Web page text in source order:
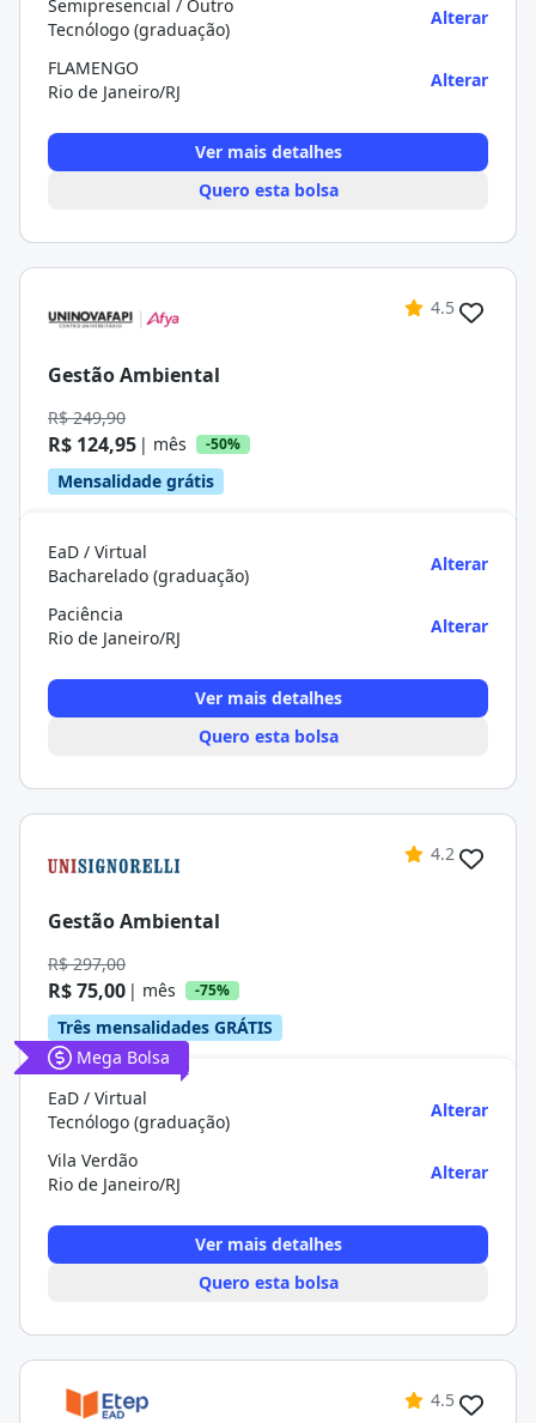
Semipresencial / Outro
Tecnólogo (graduação)
Alterar
FLAMENGO
Rio de Janeiro/RJ
Alterar
Ver mais detalhes
Quero esta bolsa
4.5
Gestão Ambiental
R$ 249,90
R$ 124,95 | mês -50%
Mensalidade grátis
EaD / Virtual
Bacharelado (graduação)
Alterar
Paciência
Rio de Janeiro/RJ
Alterar
Ver mais detalhes
Quero esta bolsa
4.2
Gestão Ambiental
R$ 297,00
R$ 75,00 | mês -75%
Três mensalidades GRÁTIS
Mega Bolsa
EaD / Virtual
Tecnólogo (graduação)
Alterar
Vila Verdão
Rio de Janeiro/RJ
Alterar
Ver mais detalhes
Quero esta bolsa
4.5